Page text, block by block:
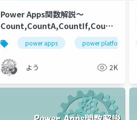
power platform
Power Apps関数解説～
Count,CountA,CountIf,CountRows
関数～power apps power platform
よう 2K